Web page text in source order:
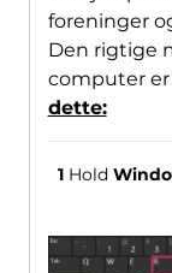
foreninger
Den rigtige
computer
dette:
1Hold